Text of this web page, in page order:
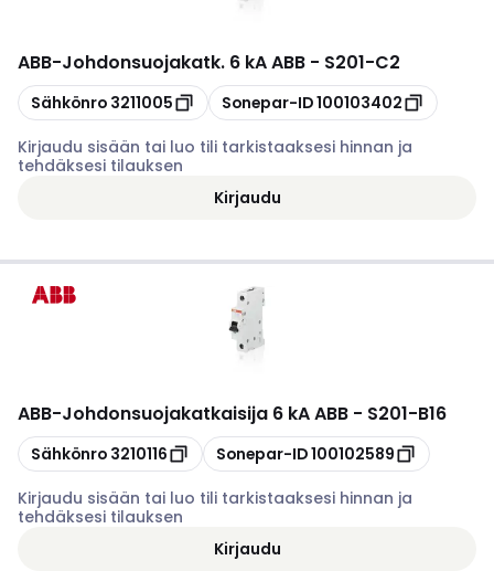
ABB-Johdonsuojakatk. 6 kA ABB - S201-C2
Kopioi
Sähkönro 3211005 Kopioi
Sonepar-ID100103402
Kirjaudu sisään tai luo tili tarkistaaksesi hinnan ja
tehdäksesi tilauksen
Kirjaudu
ABB-Johdonsuojakatkaisija 6 kA ABB - S201-B16
Kopioi
Sähkönro 3210116 Kopioi
Sonepar-ID100102589
Kirjaudu sisään tai luo tili tarkistaaksesi hinnan ja
tehdäksesi tilauksen
Kirjaudu